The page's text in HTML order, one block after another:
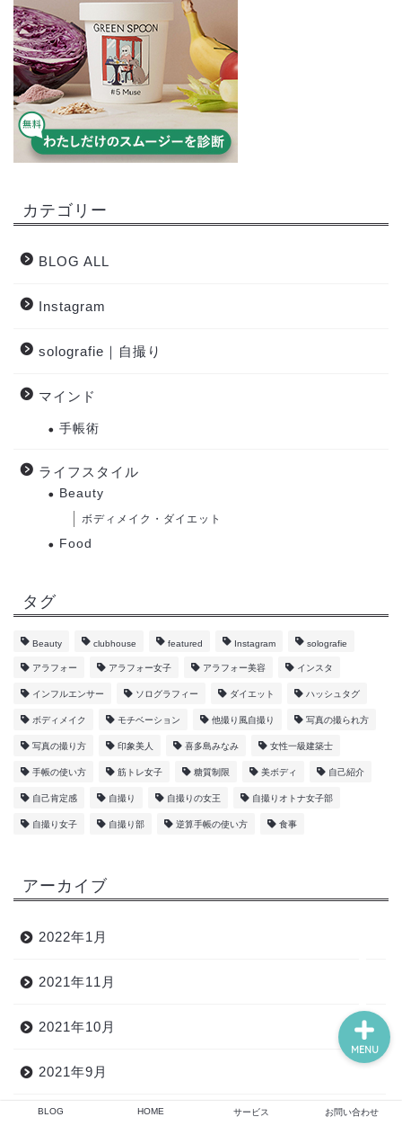
カテゴリー
BLOG ALL
Instagram
solografie｜自撮り
マインド
手帳術
ライフスタイル
Beauty
ボディメイク・ダイエット
Food
タグ
Beauty clubhouse featured Instagram solografie
アラフォー アラフォー女子 アラフォー美容 インスタ
インフルエンサー ソログラフィー ダイエット ハッシュタグ
ボディメイク モチベーション 他撮り風自撮り 写真の撮られ方
写真の撮り方 印象美人 喜多島みなみ 女性一級建築士
手帳の使い方 筋トレ女子 糖質制限 美ボディ 自己紹介
自己肯定感 自撮り 自撮りの女王 自撮りオトナ女子部
自撮り女子 自撮り部 逆算手帳の使い方 食事
アーカイブ
2022年1月
2021年11月
2021年10月
2021年9月
2021年5月
BLOG HOME サービス お問い合わせ
MENU
BLOG
サービス